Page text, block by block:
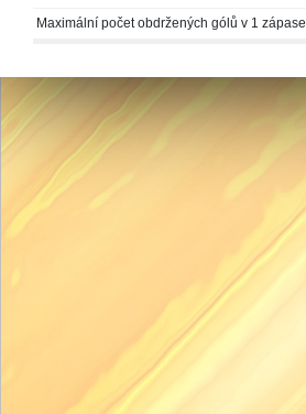
Maximální počet obdržených gólů v 1 zápase